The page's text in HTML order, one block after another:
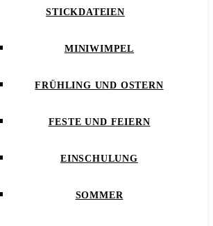
STICKDATEIEN
MINIWIMPEL
FRÜHLING UND OSTERN
FESTE UND FEIERN
EINSCHULUNG
SOMMER